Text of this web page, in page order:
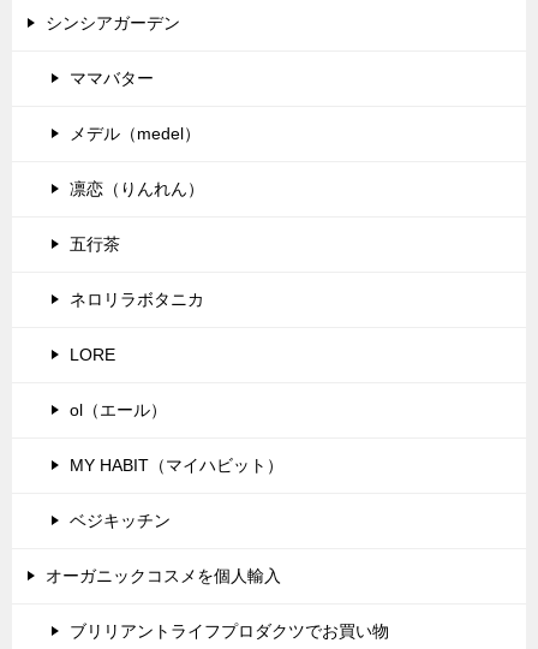
シンシアガーデン
ママバター
メデル（medel）
凛恋（りんれん）
五行茶
ネロリラボタニカ
LORE
ol（エール）
MY HABIT（マイハビット）
ベジキッチン
オーガニックコスメを個人輸入
ブリリアントライフプロダクツでお買い物